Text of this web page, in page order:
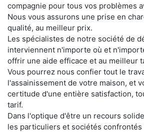
compagnie pour tous vos problèmes
Nous vous assurons une prise en
qualité, au meilleur prix.
Les spécialistes de notre société de
interviennent n'importe où et
offrir une aide efficace et au meilleur
Vous pourrez nous confier tout le
l'assainissement de votre maison, et
certitude d'une entière satisfaction,
tarif.
Dans l'optique d'être un recours
les particuliers et sociétés